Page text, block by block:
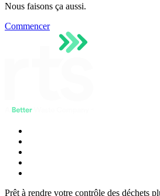
Nous faisons ça aussi.
Commencer
Prêt à rendre votre contrôle des déchets